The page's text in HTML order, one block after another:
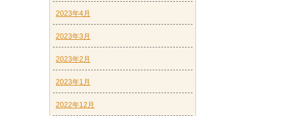
2023年4月
2023年3月
2023年2月
2023年1月
2022年12月